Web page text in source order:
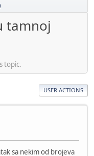
tamnoj
topic.
USER ACTIONS
sa nekim od brojeva